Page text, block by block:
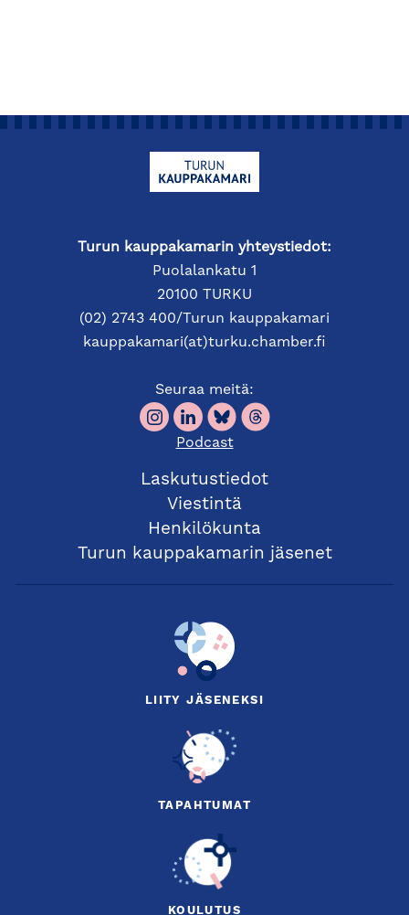
Turun kauppakamarin yhteystiedot:
Puolalankatu 1
20100 TURKU
(02) 2743 400/Turun kauppakamari
kauppakamari(at)turku.chamber.fi
Seuraa meitä:
Podcast
Laskutustiedot
Viestintä
Henkilökunta
Turun kauppakamarin jäsenet
LIITY JÄSENEKSI
TAPAHTUMAT
KOULUTUS